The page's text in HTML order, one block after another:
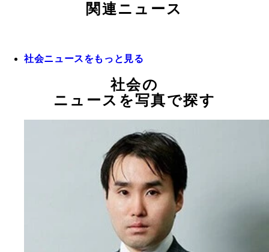
関連ニュース
社会ニュースをもっと見る
社会の
ニュースを写真で探す